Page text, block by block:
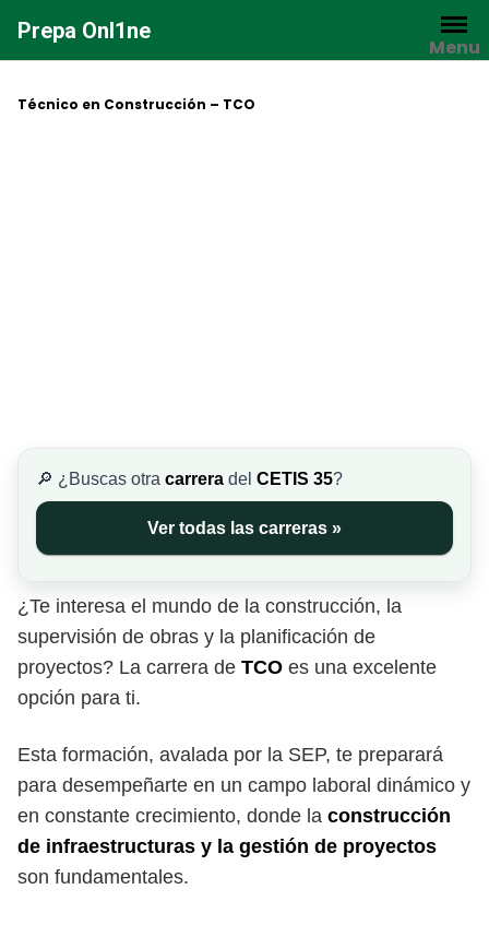
contenido
Prepa Onl1ne
Menu
Técnico en Construcción – TCO
🔎 ¿Buscas otra carrera del CETIS 35?
Ver todas las carreras »
¿Te interesa el mundo de la construcción, la
supervisión de obras y la planificación de
proyectos? La carrera de TCO es una excelente
opción para ti.
Esta formación, avalada por la SEP, te preparará
para desempeñarte en un campo laboral dinámico y
en constante crecimiento, donde la construcción
de infraestructuras y la gestión de proyectos
son fundamentales.